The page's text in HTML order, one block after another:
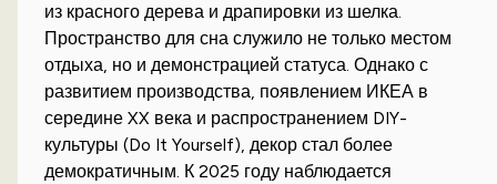
из красного дерева и драпировки из шелка.
Пространство для сна служило не только местом
отдыха, но и демонстрацией статуса. Однако с
развитием производства, появлением ИКЕА в
середине XX века и распространением DIY-
культуры (Do It Yourself), декор стал более
демократичным. К 2025 году наблюдается